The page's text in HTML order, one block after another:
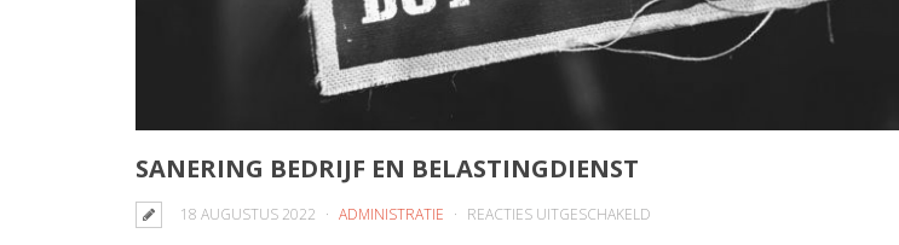
SANERING BEDRIJF EN BELASTINGDIENST
18 AUGUSTUS 2022 ADMINISTRATIE REACTIES UITGESCHAKELD